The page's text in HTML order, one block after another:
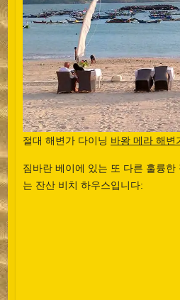
절대 해변가 다이닝 바왕 메라 해변
짐바란 베이에 있는 또 다른 훌륭
는 잔산 비치 하우스입니다: